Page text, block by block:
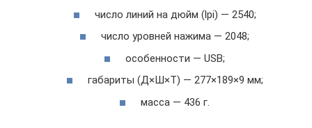
число линий на дюйм (lpi) — 2540;
число уровней нажима — 2048;
особенности — USB;
габариты (Д×Ш×Т) — 277×189×9 мм;
масса — 436 г.